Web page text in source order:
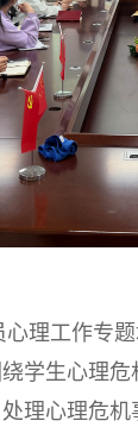
心理工作专
学生心理
理心理危机